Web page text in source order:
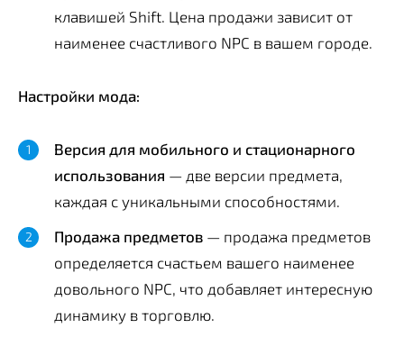
клавишей Shift. Цена продажи зависит от
наименее счастливого NPC в вашем городе.
Настройки мода:
Версия для мобильного и стационарного
использования — две версии предмета,
каждая с уникальными способностями.
Продажа предметов — продажа предметов
определяется счастьем вашего наименее
довольного NPC, что добавляет интересную
динамику в торговлю.